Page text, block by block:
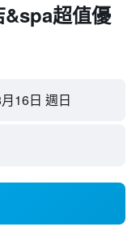
&spa超值優
16日 週日